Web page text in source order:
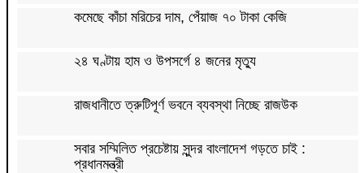
কমেছে কাঁচা মরিচের দাম, পেঁয়াজ ৭০ টাকা কেজি
২৪ ঘণ্টায় হাম ও উপসর্গে ৪ জনের মৃত্যু
রাজধানীতে ত্রুটিপূর্ণ ভবনে ব্যবস্থা নিচ্ছে রাজউক
সবার সম্মিলিত প্রচেষ্টায় সুন্দর বাংলাদেশ গড়তে চাই :
প্রধানমন্ত্রী